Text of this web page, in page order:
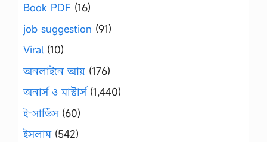
Book PDF (16)
job suggestion (91)
Viral (10)
অনলাইনে আয় (176)
অনার্স ও মাস্টার্স(1,440)
ই-সার্ভিস(60)
ইসলাম(542)